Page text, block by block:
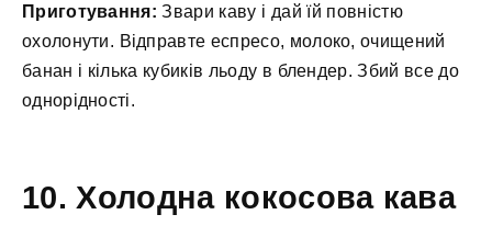
Приготування: Звари каву і дай їй повністю
охолонути. Відправте еспресо, молоко, очищений
банан і кілька кубиків льоду в блендер. Збий все до
однорідності.
10. Холодна кокосова кава